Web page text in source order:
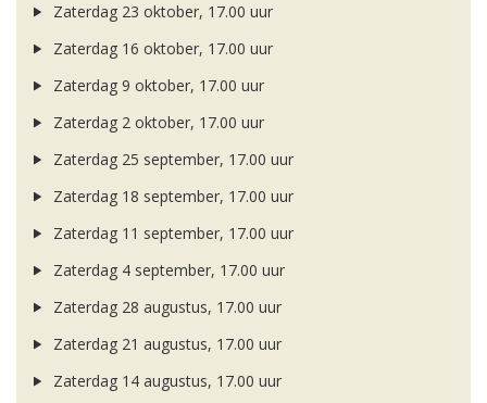
Zaterdag 23 oktober, 17.00 uur
Zaterdag 16 oktober, 17.00 uur
Zaterdag 9 oktober, 17.00 uur
Zaterdag 2 oktober, 17.00 uur
Zaterdag 25 september, 17.00 uur
Zaterdag 18 september, 17.00 uur
Zaterdag 11 september, 17.00 uur
Zaterdag 4 september, 17.00 uur
Zaterdag 28 augustus, 17.00 uur
Zaterdag 21 augustus, 17.00 uur
Zaterdag 14 augustus, 17.00 uur